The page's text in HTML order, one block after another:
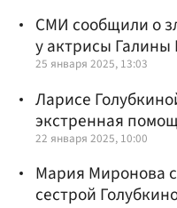
СМИ сообщили о
у актрисы Галины
25 января 2025, 13:03
Ларисе
экстренная
22 января 2025, 10:00
Мария Миронова
сестрой